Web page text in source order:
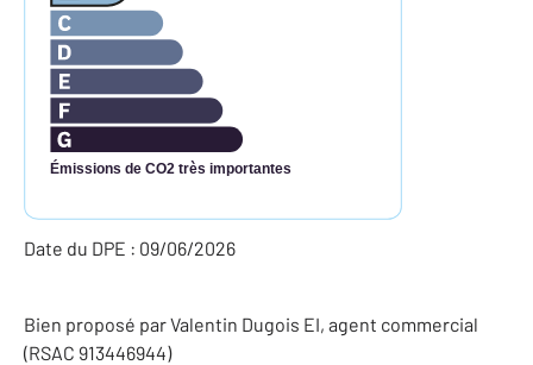
Émissions de CO2 très importantes
Date du DPE : 09/06/2026
Bien proposé parValentin Dugois EI, agent commercial
(RSAC 913446944)